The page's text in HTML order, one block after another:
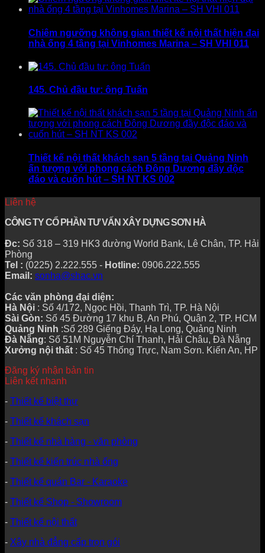
Chiêm ngưỡng không gian thiết kế nội thất hiện đại
nhà ống 4 tầng tại Vinhomes Marina – SH VHI 011
145. Chủ đầu tư: ông Tuấn
Thiết kế nội thất khách sạn 5 tầng tại Quảng Ninh
ấn tượng với phong cách Đông Dương đầy độc
đáo và cuốn hút – SH NT KS 002
Liên hệ
CÔNG TY CỔ PHẦN TƯ VẤN XÂY DỰNG SƠN HÀ
Đc: Số 318 – 319 HK3 đường World Bank, Lê Chân, TP. Hải
Phòng
Tel : (0225) 2.222.555 - Hotline: 0906.222.555
Email: sonha@shac.vn
Các văn phòng đại diện:
Hà Nội : Số 4/172, Ngọc Hồi, Thanh Trì, TP. Hà Nội
Sài Gòn: Số 45 Đường 17 khu B, An Phú, Quận 2, TP. HCM
Quảng Ninh :Số 289 Giếng Đáy, Hạ Long, Quảng Ninh
Đà Nẵng: Số 51M Nguyễn Chí Thanh, Hải Châu, Đà Nẵng
Xưởng nội thất : Số 45 Thống Trực, Nam Sơn. Kiến An, HP
Đăng ký nhận bản tin
Liên kết nhanh
- Thiết kế biệt thự
- Thiết kế khách sạn
- Thiết kế nhà hàng - văn phòng
- Thiết kế kiến trúc nhà ống
- Thiết kế quán Bar - Karaoke
- Thiết kế Shop - Showroom
- Thiết kế nội thất
- Xây nhà đẳng cấp trọn gói